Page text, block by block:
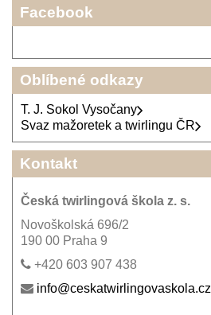
Facebook
Oblíbené odkazy
T. J. Sokol Vysočany
Svaz mažoretek a twirlingu ČR
Kontakt
Česká twirlingová škola z. s.
Novoškolská 696/2
190 00 Praha 9
+420 603 907 438
info@ceskatwirlingovaskola.cz